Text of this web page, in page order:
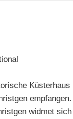
widmet